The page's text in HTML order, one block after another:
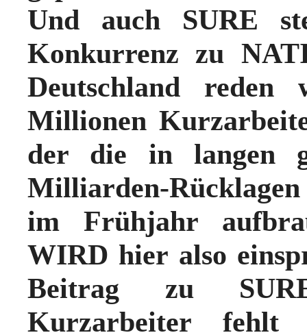
Und auch SURE
Konkurrenz zu
Deutschland
Millionen
der die in langen
Milliarden-
im Frühjahr
WIRD hier also
Beitrag zu
Kurzarbeiter fehlt